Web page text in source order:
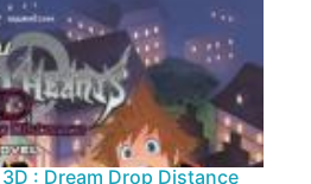
: Dream Drop Distance